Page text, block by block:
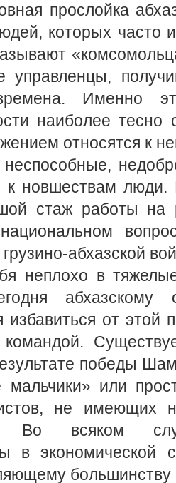
прослойка
которых часто
управленцы,
Именно
наиболее тесно
относятся к
неспособные,
к новшествам люди.
стаж работы на
абхазской
неплохо в
абхазскому
избавиться от этой
победы
мальчики» или
не имеющих
Во всяком
в
большинству